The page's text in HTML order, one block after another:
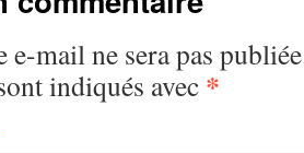
e-mail ne sera pas
indiqués avec *